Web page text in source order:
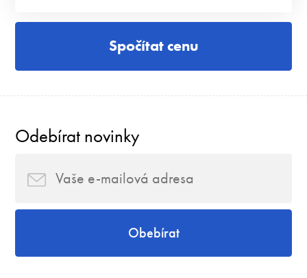
Spočítat cenu
Odebírat novinky
Obebírat